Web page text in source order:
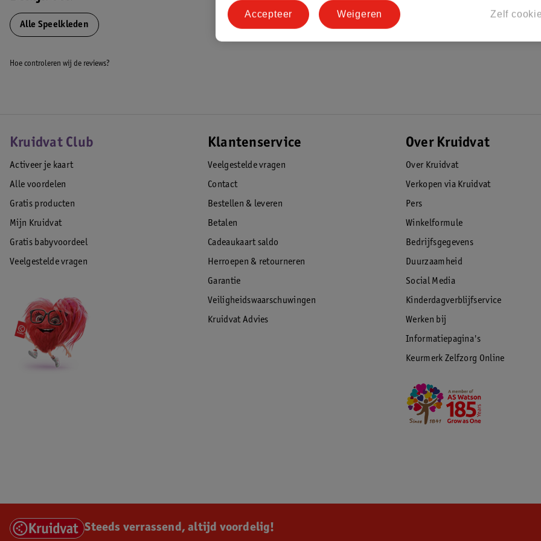
Alle Speelkleden
Hoe controleren wij de reviews?
Kruidvat Club
Activeer je kaart
Alle voordelen
Gratis producten
Mijn Kruidvat
Gratis babyvoordeel
Veelgestelde vragen
Klantenservice
Veelgestelde vragen
Contact
Bestellen & leveren
Betalen
Cadeaukaart saldo
Herroepen & retourneren
Garantie
Veiligheidswaarschuwingen
Kruidvat Advies
Over Kruidvat
Over Kruidvat
Verkopen via Kruidvat
Pers
Winkelformule
Bedrijfsgegevens
Duurzaamheid
Social Media
Kinderdagverblijfservice
Werken bij
Informatiepagina's
Keurmerk Zelfzorg Online
Steeds verrassend, altijd voordelig!
Zelf
Weigeren
Accepteer